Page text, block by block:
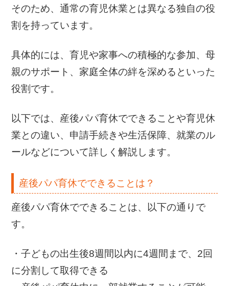
そのため、通常の育児休業とは異なる独自の役
割を持っています。
具体的には、育児や家事への積極的な参加、母
親のサポート、家庭全体の絆を深めるといった
役割です。
以下では、産後パパ育休でできることや育児休
業との違い、申請手続きや生活保障、就業のル
ールなどについて詳しく解説します。
産後パパ育休でできることは？
産後パパ育休でできることは、以下の通りで
す。
・子どもの出生後8週間以内に4週間まで、2回
に分割して取得できる